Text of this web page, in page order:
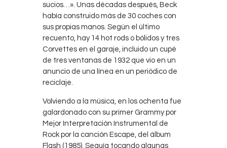
sucios…». Unas décadas después, Beck
había construido más de 30 coches con
sus propias manos. Según el último
recuento, hay 14 hot rods o bólidos y tres
Corvettes en el garaje, incluido un cupé
de tres ventanas de 1932 que vio en un
anuncio de una línea en un periódico de
reciclaje.
Volviendo a la música, en los ochenta fue
galardonado con su primer Grammy por
Mejor Interpretación Instrumental de
Rock por la canción Escape, del álbum
Flash (1985). Seguía tocando algunas